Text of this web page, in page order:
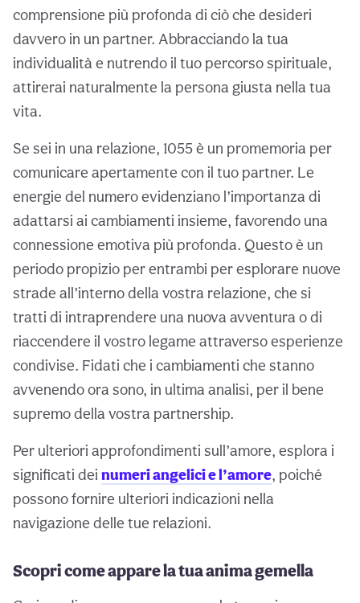
comprensione più profonda di ciò che desideri
davvero in un partner. Abbracciando la tua
individualità e nutrendo il tuo percorso spirituale,
attirerai naturalmente la persona giusta nella tua
vita.
Se sei in una relazione, 1055 è un promemoria per
comunicare apertamente con il tuo partner. Le
energie del numero evidenziano l’importanza di
adattarsi ai cambiamenti insieme, favorendo una
connessione emotiva più profonda. Questo è un
periodo propizio per entrambi per esplorare nuove
strade all’interno della vostra relazione, che si
tratti di intraprendere una nuova avventura o di
riaccendere il vostro legame attraverso esperienze
condivise. Fidati che i cambiamenti che stanno
avvenendo ora sono, in ultima analisi, per il bene
supremo della vostra partnership.
Per ulteriori approfondimenti sull’amore, esplora i
significati dei numeri angelici e l’amore, poiché
possono fornire ulteriori indicazioni nella
navigazione delle tue relazioni.
Scopri come appare la tua anima gemella